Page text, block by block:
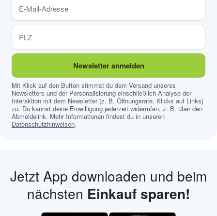
Newsletter anmelden
Mit Klick auf den Button stimmst du dem Versand unseres
Newsletters und der Personalisierung einschließlich Analyse der
Interaktion mit dem Newsletter (z. B. Öffnungsrate, Klicks auf Links)
zu. Du kannst deine Einwilligung jederzeit widerrufen, z. B. über den
Abmeldelink. Mehr Informationen findest du in unseren
Datenschutzhinweisen.
Jetzt App downloaden und beim
nächsten Einkauf sparen!